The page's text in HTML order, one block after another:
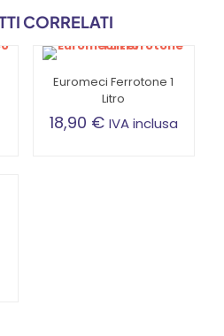
CORRELATI
Euromeci Ferrotone 1
Litro
18,90 € IVA inclusa